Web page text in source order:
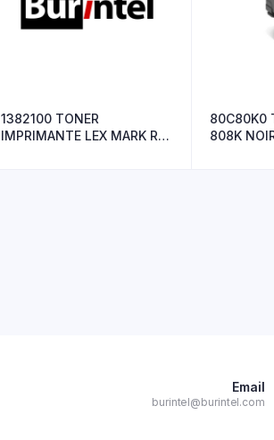
1382100 TONER
IMPRIMANTE LEX MARK R+
80C80K0
808K NOIR 1000P
Email
burintel@burintel.com